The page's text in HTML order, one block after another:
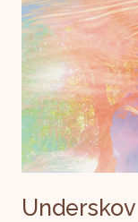
Underskov